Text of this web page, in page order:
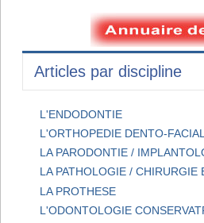
Articles par discipline
L'ENDODONTIE
L'ORTHOPEDIE DENTO-
LA PARODONTIE /
LA PATHOLOGIE / CHIRURGIE
LA PROTHESE
L'ODONTOLOGIE